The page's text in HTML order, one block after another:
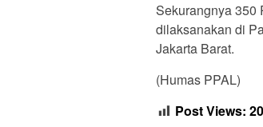
Sekurangnya 350
dilaksanakan di
Jakarta Barat.
(Humas PPAL)
Post Views: 20